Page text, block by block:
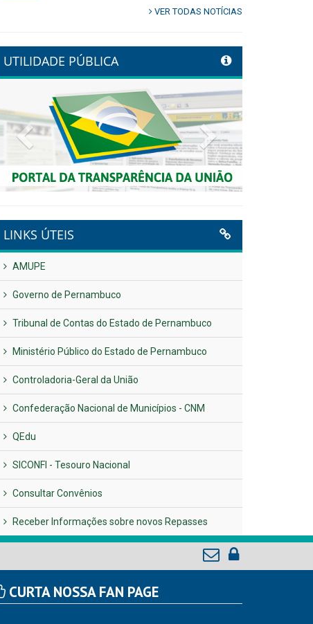
digital com alinhamento estratégico do
Conecta+ Tamandaré.
Publicado em: 9 de junho de 2026
NOTA DE PESAR E LUTO OFICIAL
Publicado em: 9 de junho de 2026
Plano Diretor – 2026
Publicado em: 14 de maio de 2026
UTILIDADE PÚBLICA
Previous
LINKS ÚTEIS
AMUPE
Governo de Pernambuco
Tribunal de Contas do Estado de Pernambuco
Ministério Público do Estado de Pernambuco
Confederação Nacional de Municípios - CNM